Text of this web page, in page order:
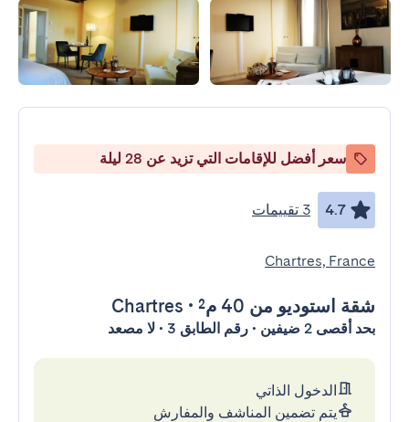
سعر أفضل للإقامات التي تزيد عن 28 ليلة
4.7 3 تقييمات
Chartres, France
شقة استوديو من 40 م² •
Chartres
بحد أقصى 2 ضيفين • رقم الطابق 3 • لا مصعد
الدخول الذاتي
يتم تضمين المناشف والمفارش